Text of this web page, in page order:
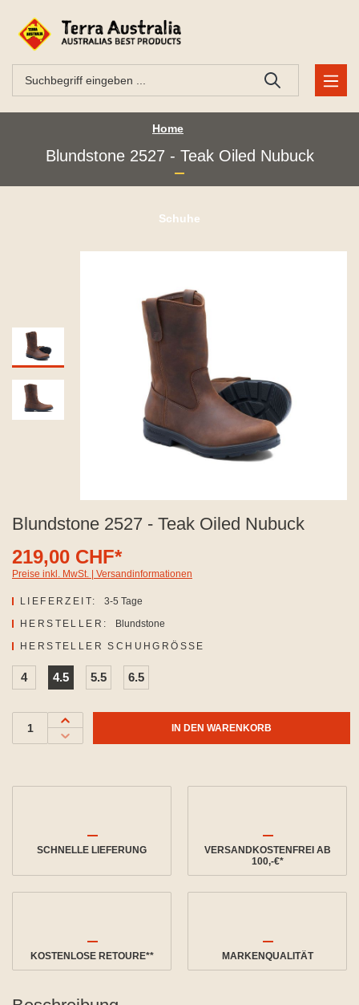
Home
Blundstone 2527 - Teak Oiled Nubuck
Schuhe
Blundstone 2527 - Teak Oiled Nubuck
219,00 CHF*
Preise inkl. MwSt. | Versandinformationen
LIEFERZEIT:
3-5 Tage
HERSTELLER:
Blundstone
HERSTELLER SCHUHGRÖSSE
4 4.5 5.5 6.5
IN DEN WARENKORB
SCHNELLE LIEFERUNG
VERSANDKOSTENFREI AB
100,-€*
KOSTENLOSE RETOURE** MARKENQUALITÄT